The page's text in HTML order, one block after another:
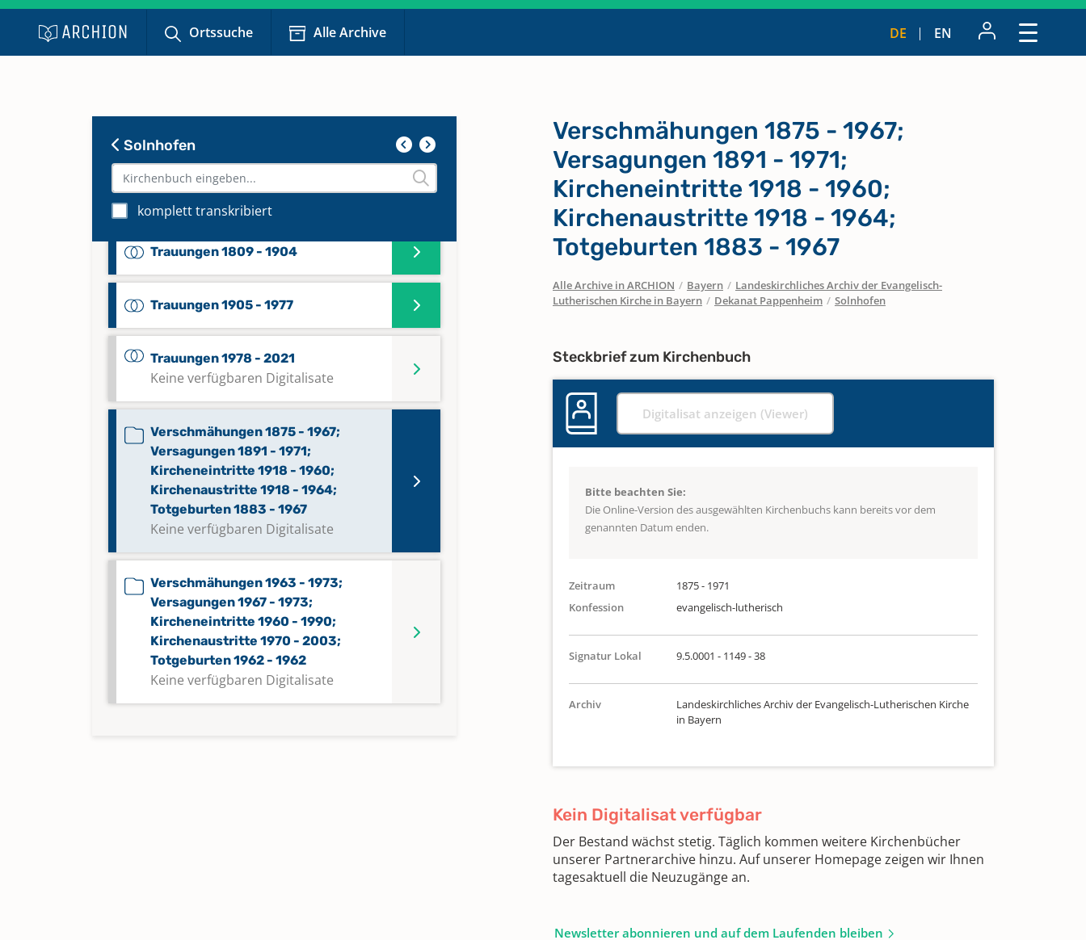
Ortssuche Alle Archive DE EN
Solnhofen
komplett transkribiert
Keine verfügbaren Digitalisate
Trauungen 1641 - 1808
Trauungen 1809 - 1904
Trauungen 1905 - 1977
Trauungen 1978 - 2021
Keine verfügbaren Digitalisate
Verschmähungen 1875 - 1967;
Versagungen 1891 - 1971;
Kircheneintritte 1918 - 1960;
Kirchenaustritte 1918 - 1964;
Totgeburten 1883 - 1967
Keine verfügbaren Digitalisate
Verschmähungen 1963 - 1973;
Versagungen 1967 - 1973;
Kircheneintritte 1960 - 1990;
Kirchenaustritte 1970 - 2003;
Totgeburten 1962 - 1962
Keine verfügbaren Digitalisate
Verschmähungen 1875 - 1967;
Versagungen 1891 - 1971;
Kircheneintritte 1918 - 1960;
Kirchenaustritte 1918 - 1964;
Totgeburten 1883 - 1967
Alle Archive in ARCHION / Bayern / Landeskirchliches Archiv der Evangelisch-
Lutherischen Kirche in Bayern / Dekanat Pappenheim / Solnhofen
Steckbrief zum Kirchenbuch
Digitalisat anzeigen (Viewer)
Bitte beachten Sie:
Die Online-Version des ausgewählten Kirchenbuchs kann bereits vor dem
genannten Datum enden.
Zeitraum
1875 - 1971
Konfession
evangelisch-lutherisch
Signatur Lokal 9.5.0001 - 1149 - 38
Archiv
Landeskirchliches Archiv der Evangelisch-Lutherischen Kirche
in Bayern
Kein Digitalisat verfügbar
Der Bestand wächst stetig. Täglich kommen weitere Kirchenbücher
unserer Partnerarchive hinzu. Auf unserer Homepage zeigen wir Ihnen
tagesaktuell die Neuzugänge an.
Newsletter abonnieren und auf dem Laufenden bleiben